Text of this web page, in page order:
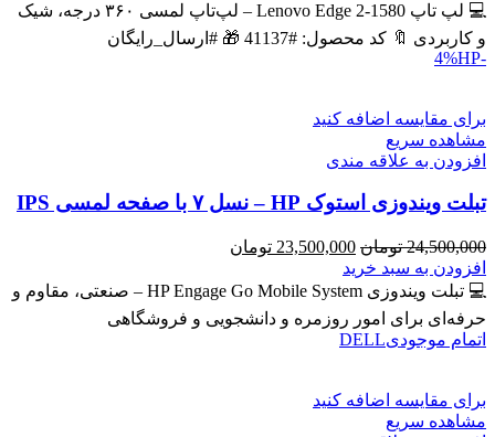
43,600,000 تومان
39,900,000 تومان
است.
💻 لپ تاپ Lenovo Edge 2-1580 – لپ‌تاپ لمسی ۳۶۰ درجه، شیک
و کاربردی 🔖 کد محصول: #41137 🎁 #ارسال_رایگان
-4%
HP
برای مقایسه اضافه کنید
مشاهده سریع
افزودن به علاقه مندی
تبلت ویندوزی استوک HP – نسل ۷ با صفحه لمسی IPS
24,500,000 تومان قیمت
اصلی
24,500,000 تومان
23,500,000 تومان
23,500,000 تومان
افزودن به سبد خرید
💻 تبلت ویندوزی HP Engage Go Mobile System – صنعتی، مقاوم و
حرفه‌ای برای امور روزمره و دانشجویی و فروشگاهی
اتمام موجودیDELL
برای مقایسه اضافه کنید
مشاهده سریع